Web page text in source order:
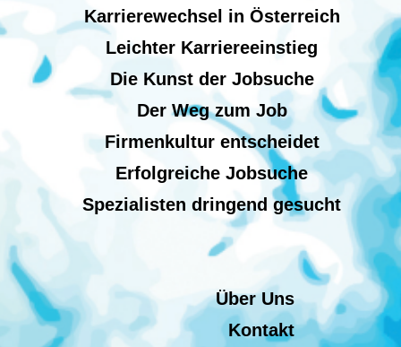
Karrierewechsel in Österreich
Leichter Karriereeinstieg
Die Kunst der Jobsuche
Der Weg zum Job
Firmenkultur entscheidet
Erfolgreiche Jobsuche
Spezialisten dringend gesucht
Über Uns
Kontakt